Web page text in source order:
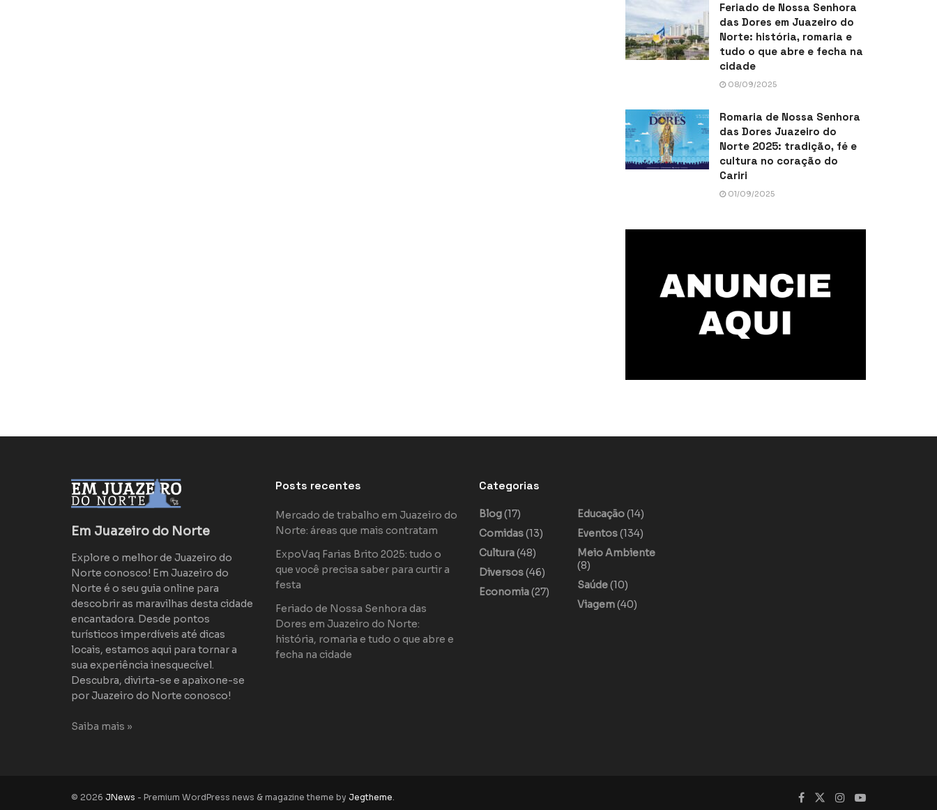
Feriado de Nossa Senhora
das Dores em Juazeiro do
Norte: história, romaria e
tudo o que abre e fecha na
cidade
08/09/2025
Romaria de Nossa Senhora
das Dores Juazeiro do
Norte 2025: tradição, fé e
cultura no coração do
Cariri
01/09/2025
Em Juazeiro do Norte
Explore o melhor de Juazeiro do
Norte conosco! Em Juazeiro do
Norte é o seu guia online para
descobrir as maravilhas desta cidade
encantadora. Desde pontos
turísticos imperdíveis até dicas
locais, estamos aqui para tornar a
sua experiência inesquecível.
Descubra, divirta-se e apaixone-se
por Juazeiro do Norte conosco!
Saiba mais »
Posts recentes
Mercado de trabalho em Juazeiro do
Norte: áreas que mais contratam
ExpoVaq Farias Brito 2025: tudo o
que você precisa saber para curtir a
festa
Feriado de Nossa Senhora das
Dores em Juazeiro do Norte:
história, romaria e tudo o que abre e
fecha na cidade
Categorias
Blog(17)
Comidas(13)
Cultura(48)
Diversos(46)
Economia(27)
Educação(14)
Eventos(134)
Meio Ambiente
(8)
Saúde(10)
Viagem(40)
© 2026 JNews - Premium WordPress news & magazine theme by Jegtheme